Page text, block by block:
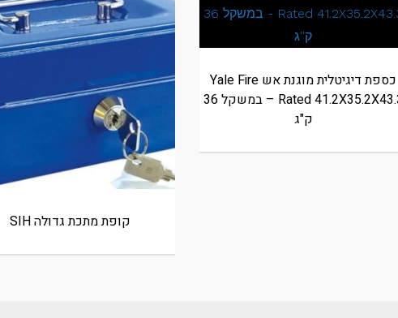
כספת דיגיטלית מוגנת אש Yale Fire
Rated 41.2X35.2X43.3 – במשקל 36
ק"ג
קופת מתכת גדולה SIH